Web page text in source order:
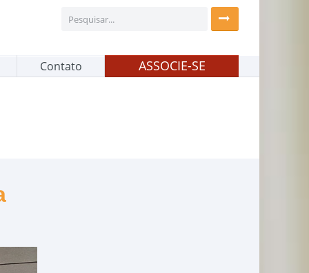
Contato ASSOCIE-SE